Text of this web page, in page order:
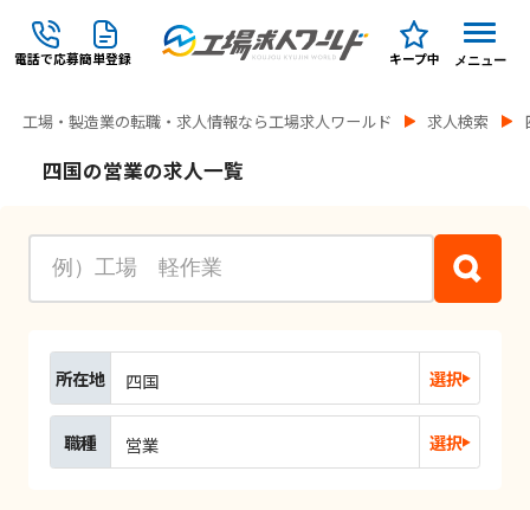
電話で応募簡単登録 キープ中 メニュー
工場・製造業の転職・求人情報なら工場求人ワールド 求人検索
四国の営業の求人一覧
所在地 四国 選択
職種 営業 選択